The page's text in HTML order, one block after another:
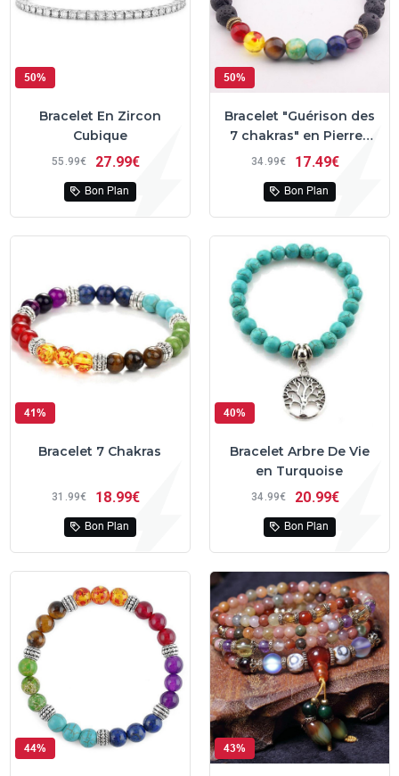
50%
Bracelet En Zircon
Cubique
55 99€ 27 99€
Bon Plan
50%
Bracelet "Guérison des
7 chakras" en Pierres
de Lave
34 99€ 17 49€
Bon Plan
41%
Bracelet 7 Chakras
31 99€ 18 99€
Bon Plan
40%
Bracelet Arbre De Vie
en Turquoise
34 99€ 20 99€
Bon Plan
44% 43%